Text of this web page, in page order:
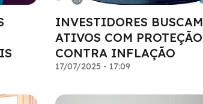
INVESTIDORES BUSCAM
ATIVOS COM PROTEÇÃO
CONTRA INFLAÇÃO
17/07/2025 - 17:09